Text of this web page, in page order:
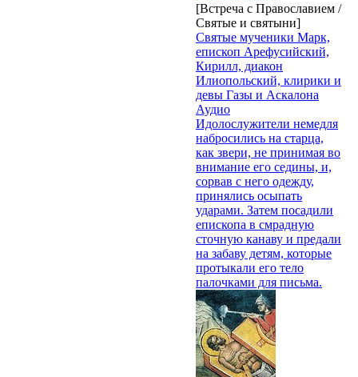
[Встреча с Православием /
Святые и святыни]
Святые мученики Марк,
епископ Арефусийский,
Кирилл, диакон
Илиопольский, клирики и
девы Газы и Аскалона
Аудио
Идолослужители немедля
набросились на старца,
как звери, не принимая во
внимание его седины, и,
сорвав с него одежду,
принялись осыпать
ударами. Затем посадили
епископа в смрадную
сточную канаву и предали
на забаву детям, которые
протыкали его тело
палочками для письма.